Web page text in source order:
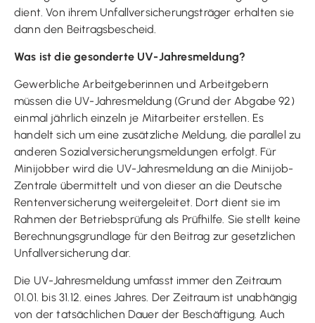
dient. Von ihrem Unfallversicherungsträger erhalten sie
dann den Beitragsbescheid.
Was ist die gesonderte UV-Jahresmeldung?
Gewerbliche Arbeitgeberinnen und Arbeitgebern
müssen die UV-Jahresmeldung (Grund der Abgabe 92)
einmal jährlich einzeln je Mitarbeiter erstellen. Es
handelt sich um eine zusätzliche Meldung, die parallel zu
anderen Sozialversicherungsmeldungen erfolgt. Für
Minijobber wird die UV-Jahresmeldung an die Minijob-
Zentrale übermittelt und von dieser an die Deutsche
Rentenversicherung weitergeleitet. Dort dient sie im
Rahmen der Betriebsprüfung als Prüfhilfe. Sie stellt keine
Berechnungsgrundlage für den Beitrag zur gesetzlichen
Unfallversicherung dar.
Die UV-Jahresmeldung umfasst immer den Zeitraum
01.01. bis 31.12. eines Jahres. Der Zeitraum ist unabhängig
von der tatsächlichen Dauer der Beschäftigung. Auch